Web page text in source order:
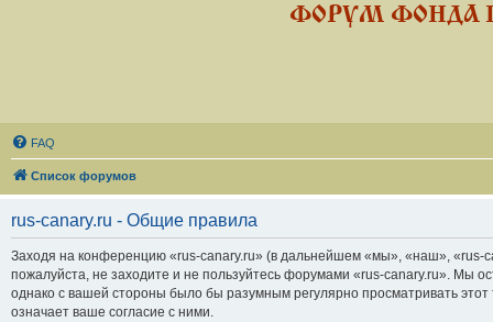
ФОРУМ ФОНДА
FAQ
Список форумов
rus-canary.ru - Общие правила
Заходя на конференцию «rus-canary.ru» (в дальнейшем «мы», «наш», «rus-
пожалуйста, не заходите и не пользуйтесь форумами «rus-canary.ru». Мы
однако с вашей стороны было бы разумным регулярно просматривать
означает ваше согласие с ними.